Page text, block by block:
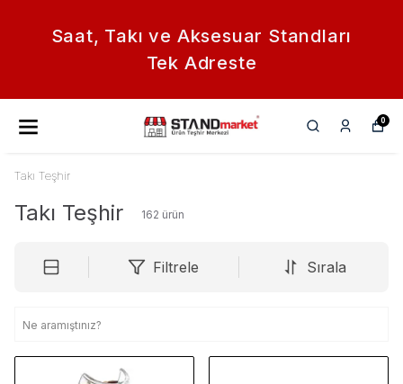
Saat, Takı ve Aksesuar Standları
Tek Adreste
0
Takı Teşhir
Takı Teşhir 162 ürün
Filtrele Sırala